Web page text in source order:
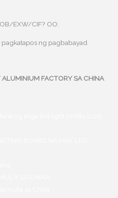
EXW/CIF? OO.
ng pagbabayad.
FACTORY SA CHINA